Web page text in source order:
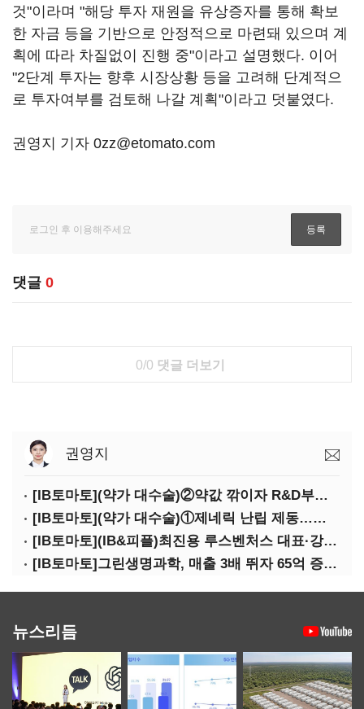
것"이라며 "해당 투자 재원을 유상증자를 통해 확보
한 자금 등을 기반으로 안정적으로 마련돼 있으며 계
획에 따라 차질없이 진행 중"이라고 설명했다. 이어
"2단계 투자는 향후 시장상황 등을 고려해 단계적으
로 투자여부를 검토해 나갈 계획"이라고 덧붙였다.
권영지 기자 0zz@etomato.com
댓글 0
0/0 댓글 더보기
권영지
[IB토마토](약가 대수술)②약값 깎이자 R&D부터 축소…제약업계 비상경영 돌입
[IB토마토](약가 대수술)①제네릭 난립 제동…중소 제약사 수익성 비상
[IB토마토](IB&피플)최진용 루스벤처스 대표·강승순 이사
[IB토마토]그린생명과학, 매출 3배 뛰자 65억 증설…상위 2곳 의존도 82%
뉴스리듬